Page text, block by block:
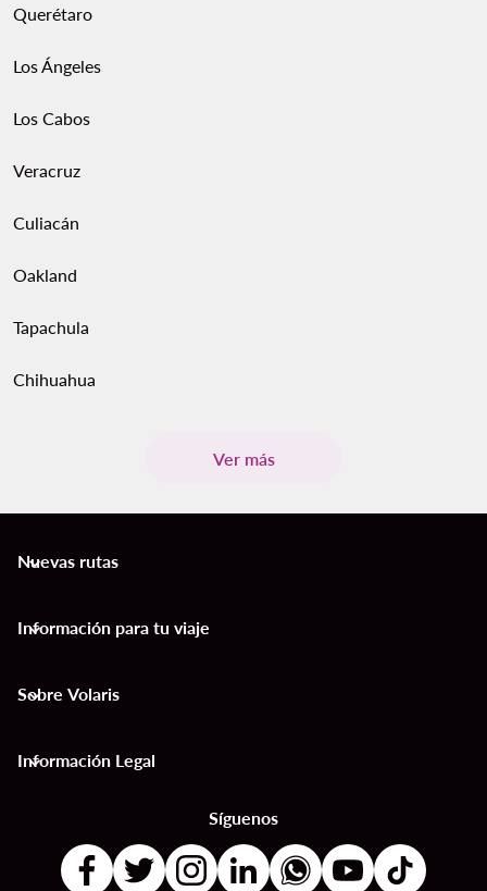
Querétaro
Los Ángeles
Los Cabos
Veracruz
Culiacán
Oakland
Tapachula
Chihuahua
Ver más
Nuevas rutas
keyboard_arrow_down
Información para tu viaje
keyboard_arrow_down
Sobre Volaris
keyboard_arrow_down
Información Legal
keyboard_arrow_down
Síguenos